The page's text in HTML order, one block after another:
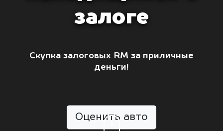
залоге
Скупка залоговых RM за приличные
деньги!
Оценить авто